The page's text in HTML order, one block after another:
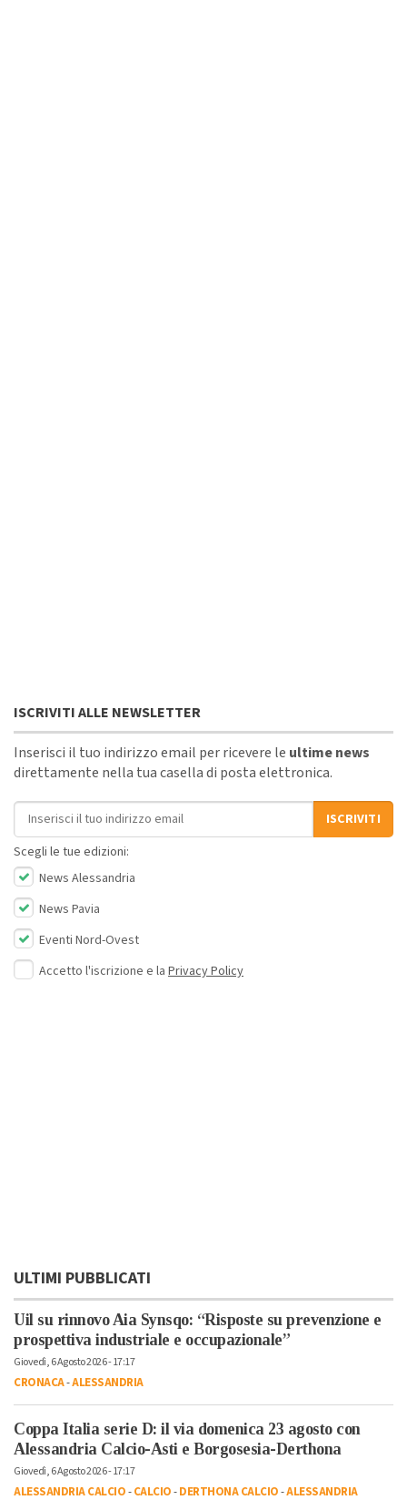
ISCRIVITI ALLE NEWSLETTER
Inserisci il tuo indirizzo email per ricevere le ultime news
direttamente nella tua casella di posta elettronica.
Indirizzo email
ISCRIVITI
Scegli le tue edizioni:
News Alessandria
News Pavia
Eventi Nord-Ovest
Accetto l'iscrizione e la Privacy Policy
ULTIMI PUBBLICATI
Uil su rinnovo Aia Synsqo: “Risposte su prevenzione e
prospettiva industriale e occupazionale”
Giovedì, 6 Agosto 2026 - 17:17
CRONACA-ALESSANDRIA
Coppa Italia serie D: il via domenica 23 agosto con
Alessandria Calcio-Asti e Borgosesia-Derthona
Giovedì, 6 Agosto 2026 - 17:17
ALESSANDRIA CALCIO-CALCIO-DERTHONA CALCIO-ALESSANDRIA